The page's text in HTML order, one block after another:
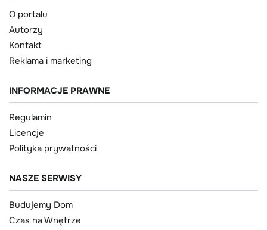
O portalu
Autorzy
Kontakt
Reklama i marketing
INFORMACJE PRAWNE
Regulamin
Licencje
Polityka prywatności
NASZE SERWISY
Budujemy Dom
Czas na Wnętrze